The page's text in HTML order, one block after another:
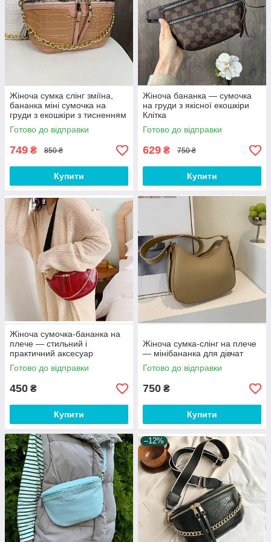
Вибирайтежіночі бананки Peshehod– комфорт та стиль
на кожен день!
Жіноча сумка слінг зміїна,
бананка міні сумочка на
груди з екошкіри з тисненням
під рептилію
Готово до відправки
749 ₴ 850 ₴
Купити
Жіноча бананка — сумочка
на груди з якісної екошкіри
Клітка
Готово до відправки
629 ₴ 750 ₴
Купити
Жіноча сумочка-бананка на
плече — стильний і
практичний аксесуар
преміумкласу
Готово до відправки
450 ₴
Купити
Жіноча сумка-слінг на плече
— мінібананка для дівчат
Готово до відправки
750 ₴
Купити
–12%